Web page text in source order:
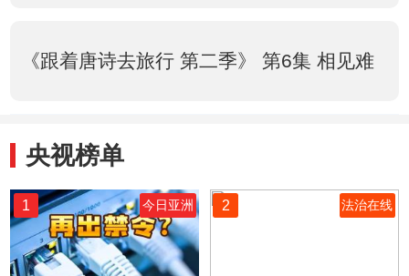
《跟着唐诗去旅行 第二季》 第6集 相见难
央视榜单
1 今日亚洲 2 法治在线